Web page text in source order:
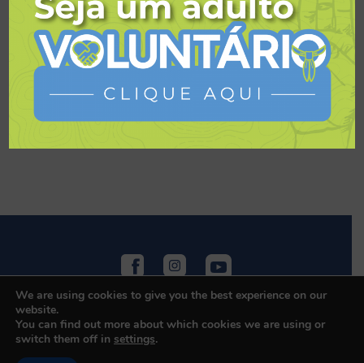
Selecione algo no menu
We are using cookies to give you the best experience on our
website.
You can find out more about which cookies we are using or
switch them off in settings.